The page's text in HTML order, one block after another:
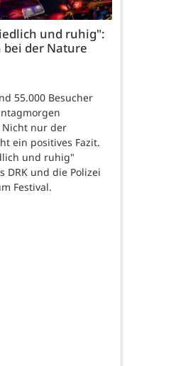
und ruhig":
bei der Nature
55.000 Besucher
Nicht nur der
ein positives Fazit.
und ruhig"
DRK und die Polizei
Festival.